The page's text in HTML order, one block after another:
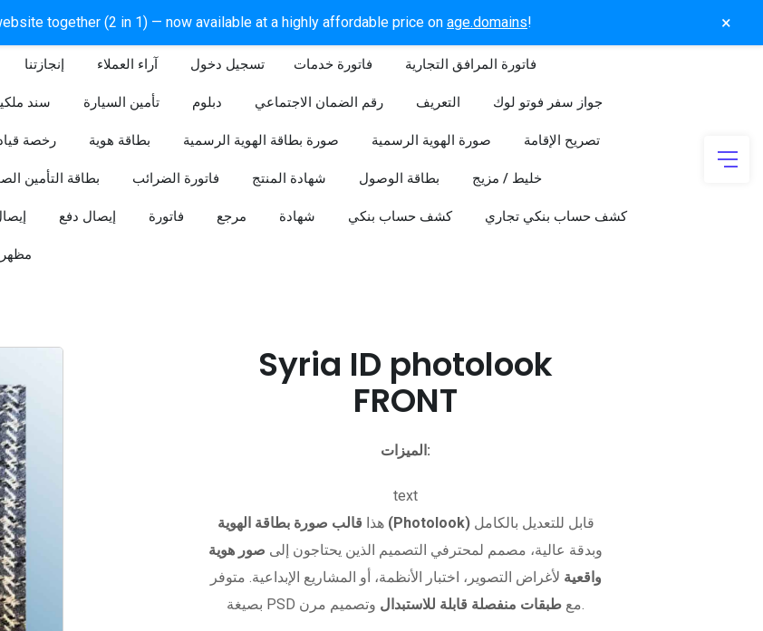
together (2 in 1) — now available at a highly affordable price on age.domains! ×
إنجازتنا آراء العملاء تسجيل دخول​ فاتورة خدمات فاتورة المرافق التجارية
سند تأمين السيارة دبلوم رقم الضمان الاجتماعي التعريف جواز سفر فوتو لوك
رخصة بطاقة هوية صورة بطاقة الهوية الرسمية صورة الهوية الرسمية تصريح الإقامة
بطاقة التأمين فاتورة الضرائب شهادة المنتج بطاقة الوصول خليط / مزيج
إيصال دفع فاتورة مرجع شهادة كشف حساب بنكي كشف حساب بنكي تجاري
مظهر
Syria ID photolook
FRONT
الميزات:
text
هذاقالب صورة بطاقة الهوية (Photolook)قابل للتعديل بالكامل
وبدقة عالية، مصمم لمحترفي التصميم الذين يحتاجون إلى صور هوية
واقعية لأغراض التصوير، اختبار الأنظمة، أو المشاريع الإبداعية. متوفر
بصيغة PSD مع طبقات منفصلة قابلة للاستبدال وتصميم مرن.